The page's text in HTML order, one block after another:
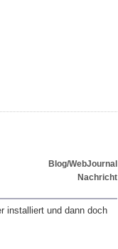
Blog/WebJournal
Nachricht
installiert und dann doch